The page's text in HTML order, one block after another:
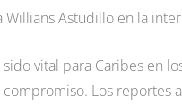
Willians Astudillo en la
vital para Caribes en
Los reportes